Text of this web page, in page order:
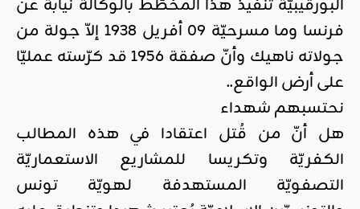
البورقيبيّة تنفيذ هذا المخطّط بالوكالة نيابة عن
فرنسا وما مسرحيّة 09 أفريل 1938 إلاّ جولة من
جولاته ناهيك وأنّ صفقة 1956 قد كرّسته عمليّا
على أرض الواقع..
نحتسبهم شهداء
هل أنّ من قُتل اعتقادا في هذه المطالب
الكفريّة وتكريسا للمشاريع الاستعماريّة
التصفويّة المستهدفة لهويّة تونس